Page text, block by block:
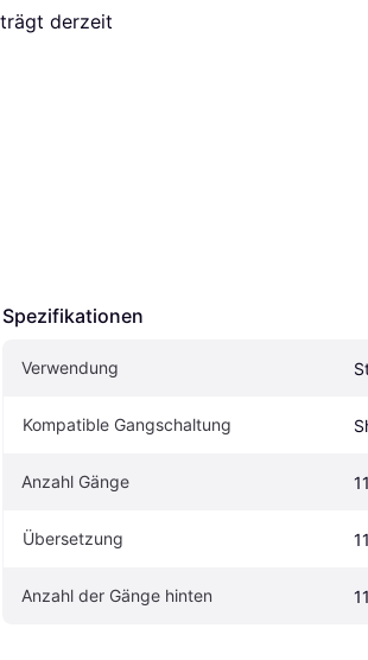
Spezifikationen
Verwendung
Kompatible Gangschaltung
Anzahl Gänge 11
Übersetzung
Anzahl der Gänge hinten 11